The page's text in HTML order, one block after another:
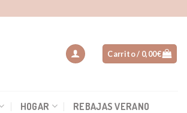
Carrito / 0,00€
HOGAR REBAJAS VERANO